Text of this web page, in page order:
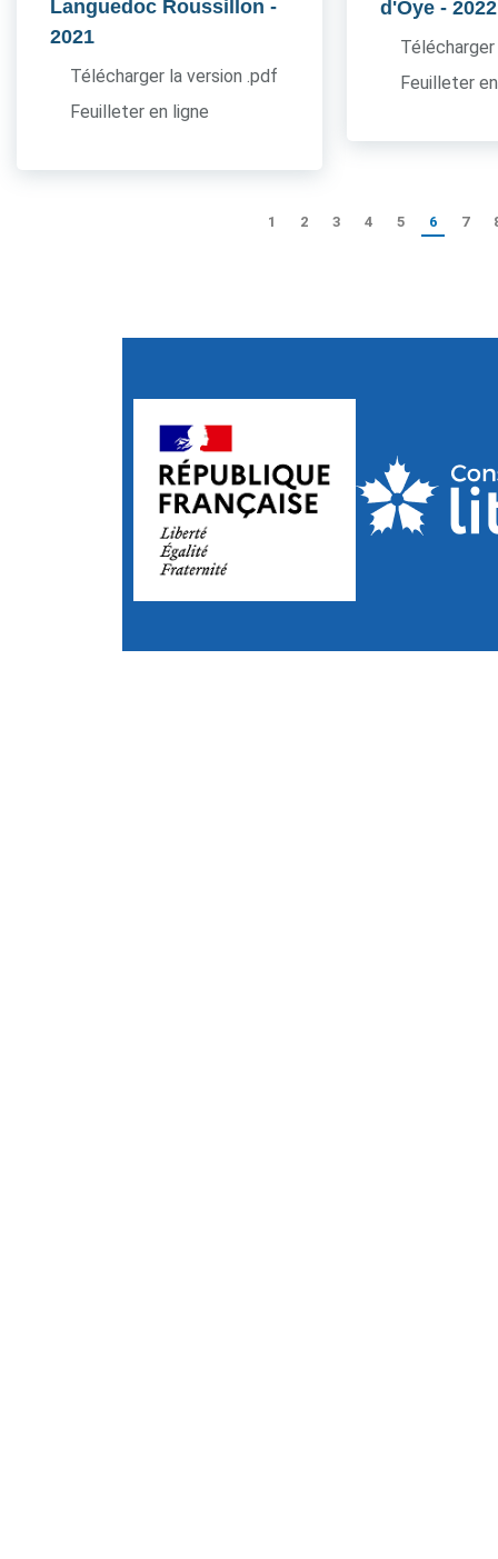
Languedoc Roussillon -
2021
Télécharger la version .pdf
Feuilleter en ligne
d'Oye - 2022
Feuilleter
1 2 3 4 5 6 7